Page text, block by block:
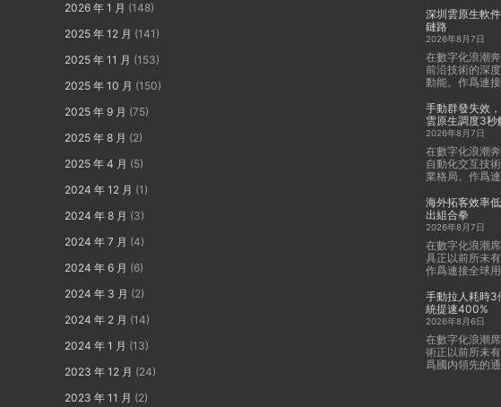
2026 年 1 月 (148)
2025 年 12 月 (141)
2025 年 11 月 (153)
2025 年 10 月 (150)
2025 年 9 月 (75)
2025 年 8 月 (2)
2025 年 4 月 (5)
2024 年 12 月 (1)
2024 年 8 月 (3)
2024 年 7 月 (4)
2024 年 6 月 (6)
2024 年 3 月 (2)
2024 年 2 月 (14)
2024 年 1 月 (13)
2023 年 12 月 (24)
2023 年 11 月 (2)
深圳雲原生軟
鏈路
2026年8月7日
在數字化浪潮
前沿技術的深
動能。作爲連
手動群發失效
雲原生調度3秒
2026年8月7日
在數字化浪潮
自動化交互技
業格局。作爲
海外拓客效率
出組合拳
2026年8月7日
在數字化浪潮
具正以前所未
作爲連接全球
手動拉人耗時3
統提速400%
2026年8月6日
在數字化浪潮
術正以前所未
爲國内領先的